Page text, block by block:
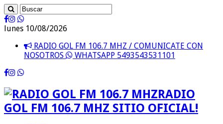
lunes 10/08/2026
RADIO GOL FM 106.7 MHZ / COMUNICATE CON
NOSOTROS
WHATSAPP 5493543531101
RADIO
GOL FM 106.7 MHZ SITIO OFICIAL!